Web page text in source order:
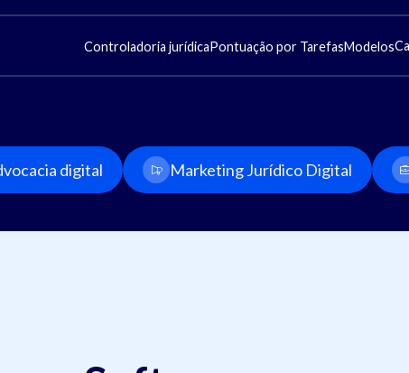
Controladoria jurídicaPontuação por TarefasModelos
digital Marketing Jurídico Digital